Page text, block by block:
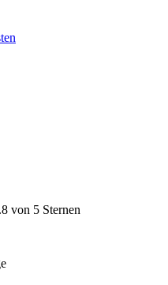
von 5 Sternen